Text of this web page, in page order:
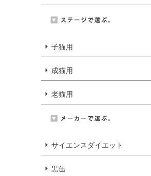
子猫用
成猫用
老猫用
サイエンスダイエット
黒缶